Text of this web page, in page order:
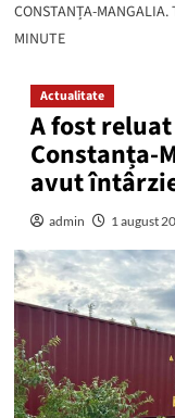
CONSTANȚA-MANGALIA.
MINUTE
Actualitate
A fost
Constanța-
avut
admin 1 august